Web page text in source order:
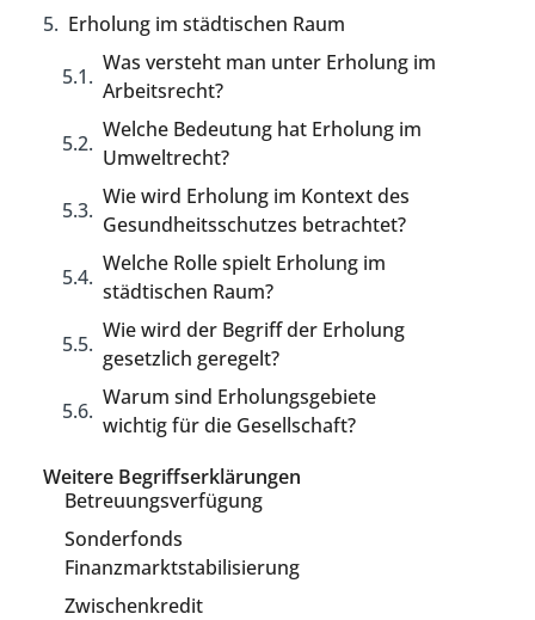
Erholung im städtischen Raum
Was versteht man unter Erholung im
Arbeitsrecht?
Welche Bedeutung hat Erholung im
Umweltrecht?
Wie wird Erholung im Kontext des
Gesundheitsschutzes betrachtet?
Welche Rolle spielt Erholung im
städtischen Raum?
Wie wird der Begriff der Erholung
gesetzlich geregelt?
Warum sind Erholungsgebiete
wichtig für die Gesellschaft?
Weitere Begriffserklärungen
Betreuungsverfügung
Sonderfonds
Finanzmarktstabilisierung
Zwischenkredit